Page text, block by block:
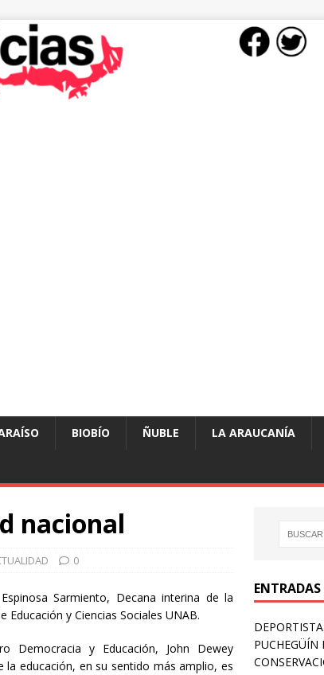
BIOBÍO ÑUBLE LA ARAUCANÍA
nacional
0
Sarmiento, Decana interina de la
Educación y Ciencias Sociales UNAB.
Democracia y Educación, John Dewey
la educación, en su sentido más amplio, es
ENTRADAS
PUCHEGÜÍN